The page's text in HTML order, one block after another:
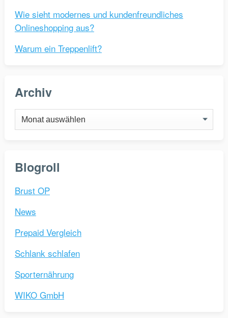
Wie sieht modernes und kundenfreundliches
Onlineshopping aus?
Warum ein Treppenlift?
Archiv
Archiv
Blogroll
Brust OP
News
Prepaid Vergleich
Schlank schlafen
Sporternährung
WIKO GmbH